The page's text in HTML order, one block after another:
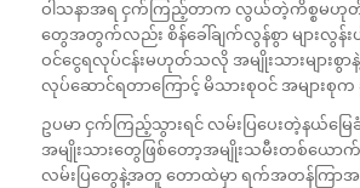
ဝါသနာအရ ငှက်ကြည့်တာက လွယ်တဲ့ကိစ္စမဟု
တွေအတွက်လည်း စိန်ခေါ်ချက်လွန်စွာ များလွ
ဝင်ငွေရလုပ်ငန်းမဟုတ်သလို အမျိုးသားများစွာ
လုပ်ဆောင်ရတာကြောင့် မိသားစုဝင် အများစုက
ဥပမာ ငှက်ကြည့်သွားရင် လမ်းပြပေးတဲ့နယ်မြေ
အမျိုးသားတွေဖြစ်တော့အမျိုးသမီးတစ်ယော
လမ်းပြတွေနဲ့အတူ တောထဲမှာ ရက်အတန်ကြာအ